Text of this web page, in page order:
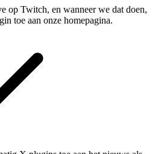
op Twitch, en wanneer we dat doen,
toe aan onze homepagina.